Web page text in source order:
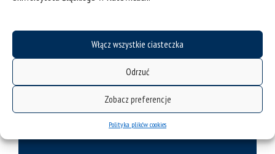
Włącz wszystkie ciasteczka
Odrzuć
Zobacz preferencje
Polityka plików cookies
2023-2024 Final